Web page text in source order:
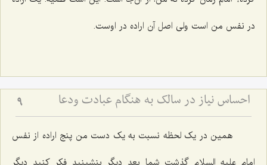
در نفس من است ولی اصل آن اراده در اوست.
احساس نیاز در سالک به هنگام عبادت ودعا 9
همین در یک لحظه نسبت به یک دست من پنج اراده از نفس